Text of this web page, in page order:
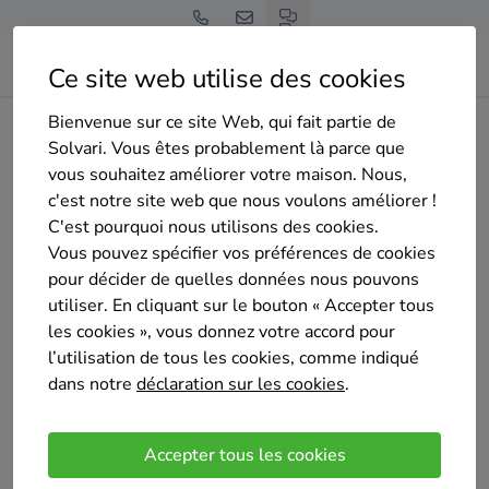
Ce site web utilise des cookies
Bienvenue sur ce site Web, qui fait partie de
Solvari. Vous êtes probablement là parce que
vous souhaitez améliorer votre maison. Nous,
c'est notre site web que nous voulons améliorer !
C'est pourquoi nous utilisons des cookies.
Vous pouvez spécifier vos préférences de cookies
pour décider de quelles données nous pouvons
utiliser. En cliquant sur le bouton « Accepter tous
les cookies », vous donnez votre accord pour
l’utilisation de tous les cookies, comme indiqué
dans notre déclaration sur les cookies.
Accepter tous les cookies
Home Isolation Namur
Florennes
Mainjot Grégory - construction rénovation isolation
Mainjot Grégory - construction rénovation isolation
Pas encore d'évaluation
Hanzinne
Grâce à sa longue expérience, Grégory Mainjot
réalisera tous les travaux nécessaires à